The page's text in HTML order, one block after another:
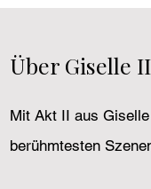
Über Giselle
Mit Akt II aus
berühmtesten